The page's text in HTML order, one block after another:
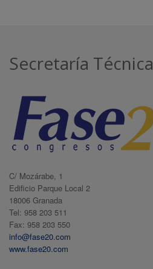
Secretaría Técnica
C/ Mozárabe, 1
Edificio Parque Local 2
18006 Granada
Tel: 958 203 511
Fax: 958 203 550
info@fase20.com
www.fase20.com